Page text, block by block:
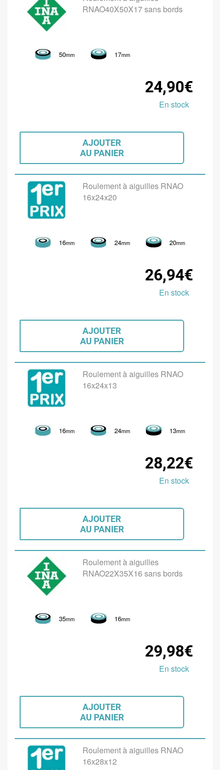
RNAO40X50X17 sans bords
50mm 17mm
24,90€
En stock
AJOUTER
AU PANIER
Roulement à aiguilles RNAO
16x24x20
16mm 24mm 20mm
26,94€
En stock
AJOUTER
AU PANIER
Roulement à aiguilles RNAO
16x24x13
16mm 24mm 13mm
28,22€
En stock
AJOUTER
AU PANIER
Roulement à aiguilles
RNAO22X35X16 sans bords
35mm 16mm
29,98€
En stock
AJOUTER
AU PANIER
Roulement à aiguilles RNAO
16x28x12